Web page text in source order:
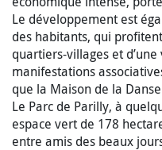
Le développement est
des habitants, qui
quartiers-villages et
manifestations
que la Maison de la
Le Parc de Parilly, à
espace vert de 178
entre amis des beaux